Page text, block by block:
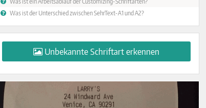
Was ist der Unterschied zwischen SehrText-A1 und A2?
Unbekannte Schriftart erkennen